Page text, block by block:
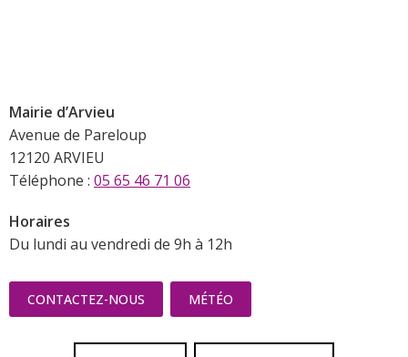
Mairie d’Arvieu
Avenue de Pareloup
12120 ARVIEU
Téléphone : 05 65 46 71 06
Horaires
Du lundi au vendredi de 9h à 12h
CONTACTEZ-NOUS MÉTÉO